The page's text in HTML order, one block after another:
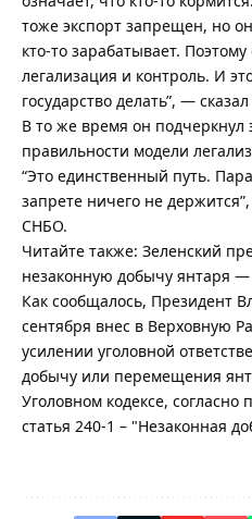
тоже экспорт запрещен, но
кто-то зарабатывает.
легализация и контроль. И
государство делать”, —
В то же время он подчеркнул
правильности модели
“Это единственный путь.
запрете ничего не
СНБО.
Читайте также: Зеленский
незаконную добычу янтаря —
Как сообщалось, Президент
сентября внес в Верховную
усилении уголовной
добычу или перемещения
Уголовном кодексе, согласно
статья 240-1 – "Незаконная